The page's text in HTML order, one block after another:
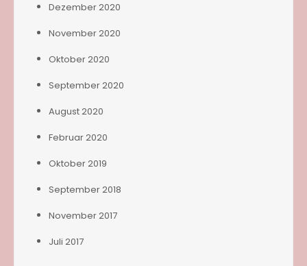
Dezember 2020
November 2020
Oktober 2020
September 2020
August 2020
Februar 2020
Oktober 2019
September 2018
November 2017
Juli 2017